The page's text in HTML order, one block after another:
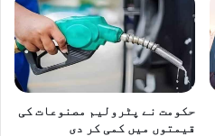
حکومت نے پٹرولیم مصنوعات کی
قیمتوں میں کمی کر دی